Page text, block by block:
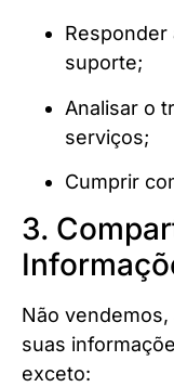
suporte;
Analisar o
serviços;
Cumprir
3.
Não
suas
exceto: